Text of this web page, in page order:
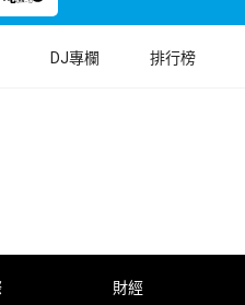
DJ專欄 排行榜
財經